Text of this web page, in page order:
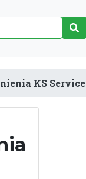
KS Service